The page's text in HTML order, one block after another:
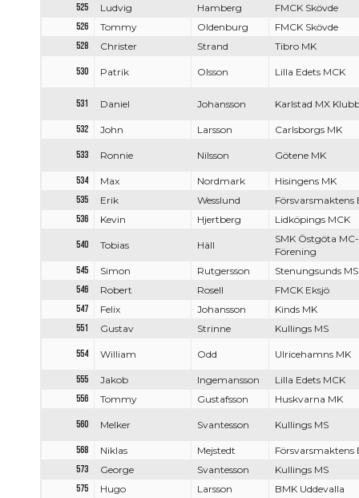
525 Ludvig Hamberg
FMCK Skövde
526
Tommy Oldenburg
FMCK Skövde
528
Christer Strand Tibro MK
530 Patrik Olsson Lilla Edets MCK
531 Daniel Johansson Karlstad MX
532 John Larsson Carlsborgs MK
533 Ronnie Nilsson Götene MK
534 Max Nordmark
Hisingens MK
535
Erik Wesslund
Försvarsmaktens
536
Kevin Hjertberg Lidköpings MCK
540 Tobias Häll
SMK Östgöta MC-
Förening
545
Simon Rutgersson
Stenungsunds MS
546
Robert Rosell
FMCK Eksjö
547
Felix Johansson
Kinds MK
551
Gustav Strinne Kullings MS
554 William Odd Ulricehamns MK
555 Jakob Ingemansson
Lilla Edets MCK
556
Tommy Gustafsson Huskvarna MK
560 Melker Svantesson Kullings MS
568 Niklas Mejstedt
Försvarsmaktens
573
George Svantesson
Kullings MS
575
Hugo Larsson
BMK Uddevalla